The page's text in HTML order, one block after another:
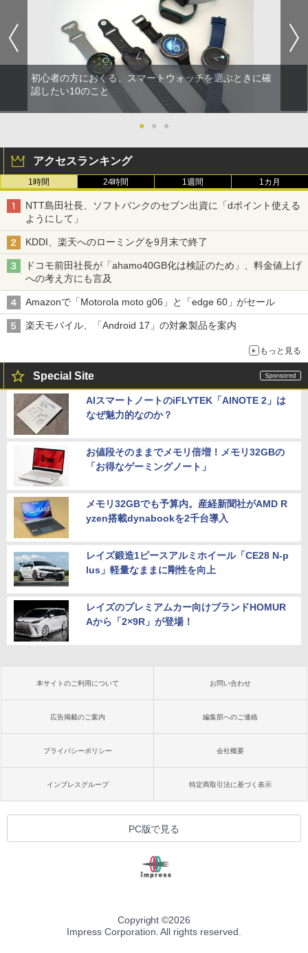
初心者の方におくる、スマートウォッチを選ぶときに確
認したい10のこと
● ● ●
アクセスランキング
1時間 24時間 1週間 1カ月
NTT島田社長、ソフトバンクのセブン出資に「dポイント使える
ようにして」
KDDI、楽天へのローミングを9月末で終了
ドコモ前田社長が「ahamo40GB化は検証のため」、料金値上げ
への考え方にも言及
Amazonで「Motorola moto g06」と「edge 60」がセール
楽天モバイル、「Android 17」の対象製品を案内
もっと見る
Special Site
AIスマートノートのiFLYTEK「AINOTE 2」は
なぜ魅力的なのか？
お値段そのままでメモリ倍増！メモリ32GBの
「お得なゲーミングノート」
メモリ32GBでも予算内。産経新聞社がAMD R
yzen搭載dynabookを2千台導入
レイズ鍛造1ピースアルミホイール「CE28 N-p
lus」軽量なままに剛性を向上
レイズのプレミアムカー向けブランドHOMUR
Aから「2×9R」が登場！
本サイトのご利用について お問い合わせ
広告掲載のご案内 編集部へのご連絡
プライバシーポリシー 会社概要
インプレスグループ 特定商取引法に基づく表示
PC版で見る
Copyright ©2026
Impress Corporation. All rights reserved.